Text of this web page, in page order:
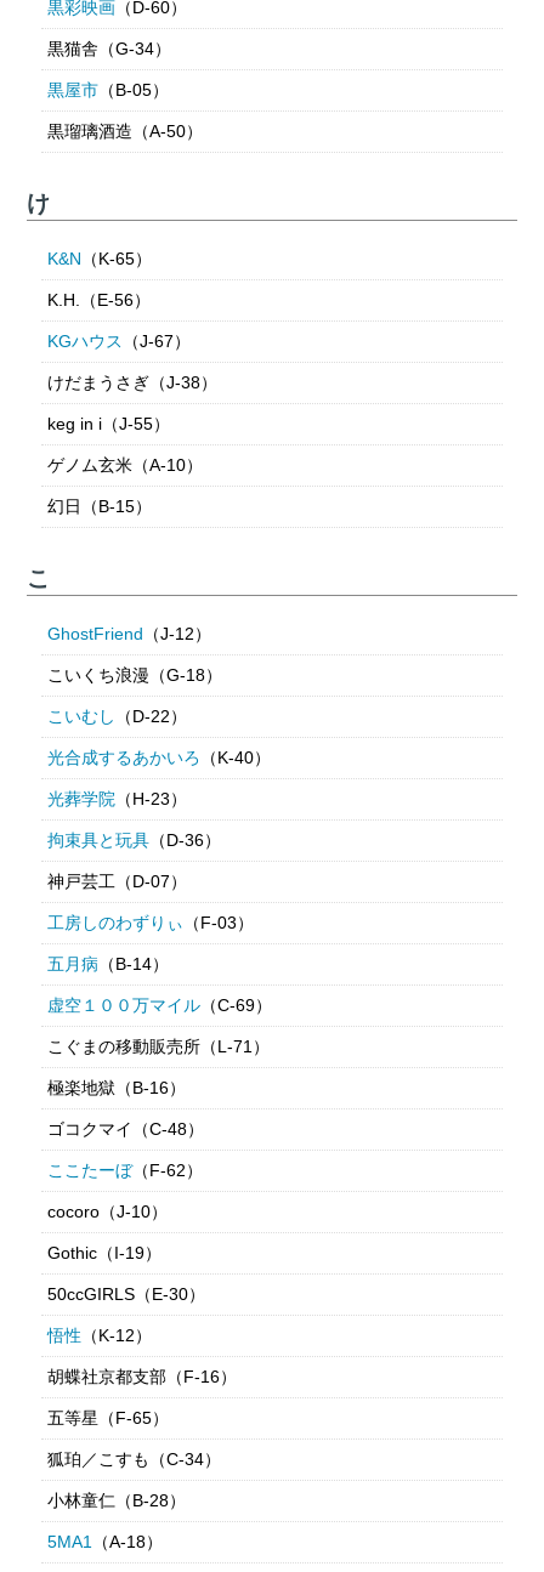
黒彩映画（D-60）
黒猫舎（G-34）
黒屋市（B-05）
黒瑠璃酒造（A-50）
け
K&N （K-65）
K.H.（E-56）
KGハウス （J-67）
けだまうさぎ（J-38）
keg in i（J-55）
ゲノム玄米（A-10）
幻日（B-15）
こ
GhostFriend （J-12）
こいくち浪漫（G-18）
こいむし （D-22）
光合成するあかいろ （K-40）
光葬学院 （H-23）
拘束具と玩具（D-36）
神戸芸工（D-07）
工房しのわずりぃ （F-03）
五月病 （B-14）
虚空１００万マイル（C-69）
こぐまの移動販売所（L-71）
極楽地獄（B-16）
ゴコクマイ（C-48）
ここたーぼ（F-62）
cocoro（J-10）
Gothic（I-19）
50ccGIRLS（E-30）
悟性 （K-12）
胡蝶社京都支部（F-16）
五等星（F-65）
狐珀／こすも（C-34）
小林童仁（B-28）
5MA1 （A-18）